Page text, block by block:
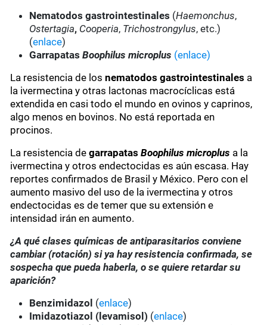
Nematodos gastrointestinales (Haemonchus,
Ostertagia, Cooperia, Trichostrongylus, etc.)
(enlace)
GarrapatasBoophilus microplus (enlace)
La resistencia de losnematodos gastrointestinales a
la ivermectina y otras lactonas macrocíclicas está
extendida en casi todo el mundo en ovinos y caprinos,
algo menos en bovinos. No está reportada en
procinos.
La resistencia degarrapatasBoophilus microplus a la
ivermectina y otros endectocidas es aún escasa. Hay
reportes confirmados de Brasil y México. Pero con el
aumento masivo del uso de la ivermectina y otros
endectocidas es de temer que su extensión e
intensidad irán en aumento.
¿A qué clases químicas de antiparasitarios conviene
cambiar (rotación) si ya hay resistencia confirmada, se
sospecha que pueda haberla, o se quiere retardar su
aparición?
Benzimidazol (enlace)
Imidazotiazol (levamisol) (enlace)